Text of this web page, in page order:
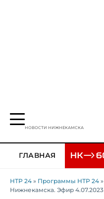
НОВОСТИ НИЖНЕКАМСКА
ГЛАВНАЯ
НТР 24 » Программы НТР 24 »
Нижнекамска. Эфир 4.07.2023